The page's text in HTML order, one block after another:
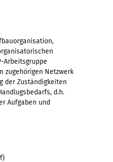
Arbeitsgruppe
zugehörigen Netzwerk
der Zuständigkeiten
d.h.
Aufgaben und
)